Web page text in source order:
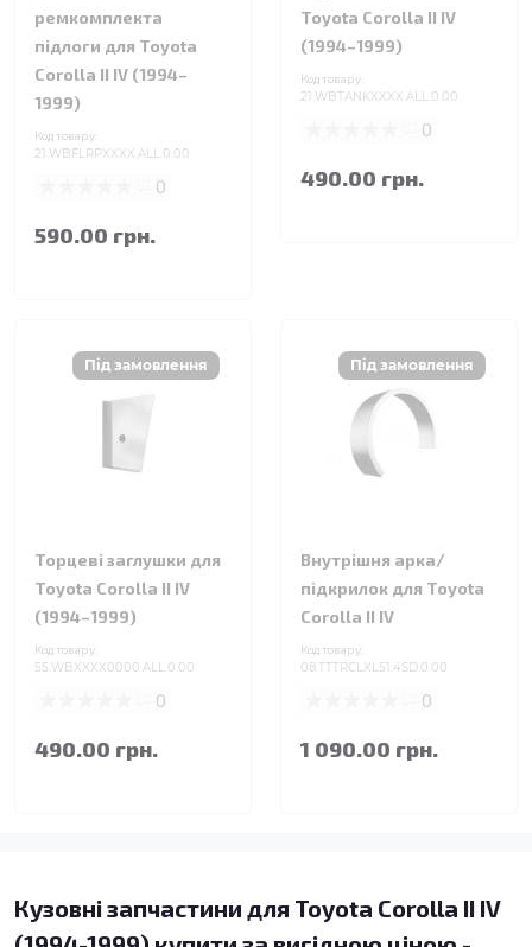
ремкомплекта
підлоги для Toyota
Corolla II IV (1994–
1999)
Код товару:
21.WBFLRPXXXX.ALL.0.00
0
590.00 грн.
Toyota Corolla II IV
(1994–1999)
Код товару:
21.WBTANKXXXX.ALL.0.00
0
490.00 грн.
Торцеві заглушки для
Toyota Corolla II IV
(1994–1999)
Код товару:
55.WBXXXX0000.ALL.0.00
0
490.00 грн.
Внутрішня арка/
підкрилок для Toyota
Corolla II IV
Код товару:
08.TTTRCLXL51.4SD.0.00
0
1 090.00 грн.
Кузовні запчастини для Toyota Corolla II IV